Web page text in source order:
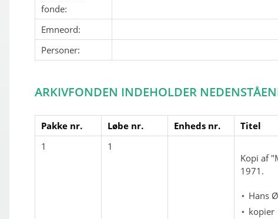
fonde:
Emneord:
Personer:
ARKIVFONDEN INDEHOLDER
Pakke nr. Løbe nr. Enheds nr.
Titel
1
1
Kopi af
1971.
Hans Ø
kopier